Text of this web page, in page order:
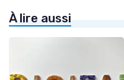
À lire aussi